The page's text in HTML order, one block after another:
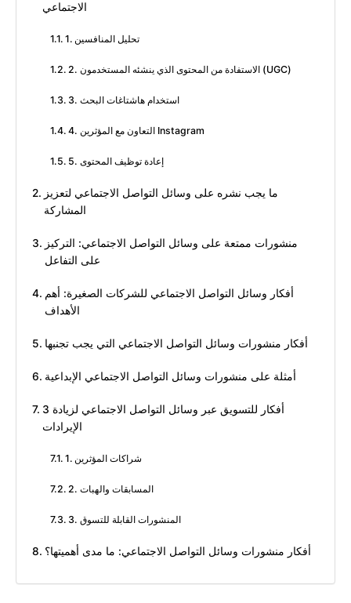
الاجتماعي
1. تحليل المنافسين
2. الاستفادة من المحتوى الذي ينشئه المستخدمون (UGC)
3. استخدام هاشتاغات البحث
4. التعاون مع المؤثرين Instagram
5. إعادة توظيف المحتوى
ما يجب نشره على وسائل التواصل الاجتماعي لتعزيز
المشاركة
منشورات ممتعة على وسائل التواصل الاجتماعي: التركيز
على التفاعل
أفكار وسائل التواصل الاجتماعي للشركات الصغيرة: أهم
أفكار منشورات وسائل التواصل الاجتماعي التي يجب تجنبها
أمثلة على منشورات وسائل التواصل الاجتماعي الإبداعية
3 أفكار للتسويق عبر وسائل التواصل الاجتماعي لزيادة
الإيرادات
1. شراكات المؤثرين
2. المسابقات والهبات
3. المنشورات القابلة للتسوق